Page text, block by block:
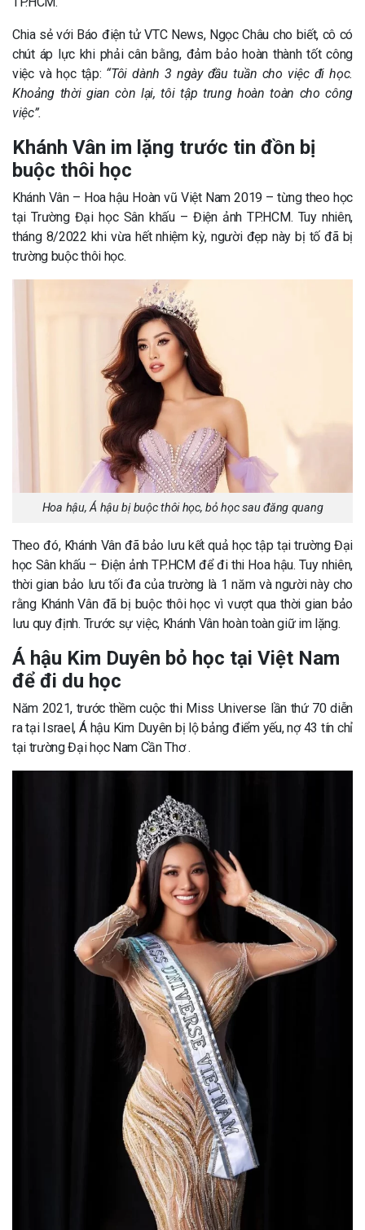
Chia sẻ với Báo điện tử VTC News, Ngọc Châu cho biết, cô có
chút áp lực khi phải cân bằng, đảm bảo hoàn thành tốt công
việc và học tập: “Tôi dành 3 ngày đầu tuần cho việc đi học.
Khoảng thời gian còn lại, tôi tập trung hoàn toàn cho công
việc”.
Khánh Vân im lặng trước tin đồn bị
buộc thôi học
Khánh Vân – Hoa hậu Hoàn vũ Việt Nam 2019 – từng theo học
tại Trường Đại học Sân khấu – Điện ảnh TP.HCM. Tuy nhiên,
tháng 8/2022 khi vừa hết nhiệm kỳ, người đẹp này bị tố đã bị
trường buộc thôi học.
Hoa hậu, Á hậu bị buộc thôi học, bỏ học sau đăng quang
Theo đó, Khánh Vân đã bảo lưu kết quả học tập tại trường Đại
học Sân khấu – Điện ảnh TP.HCM để đi thi Hoa hậu. Tuy nhiên,
thời gian bảo lưu tối đa của trường là 1 năm và người này cho
rằng Khánh Vân đã bị buộc thôi học vì vượt qua thời gian bảo
lưu quy định. Trước sự việc, Khánh Vân hoàn toàn giữ im lặng.
Á hậu Kim Duyên bỏ học tại Việt Nam
để đi du học
Năm 2021, trước thềm cuộc thi Miss Universe lần thứ 70 diễn
ra tại Israel, Á hậu Kim Duyên bị lộ bảng điểm yếu, nợ 43 tín chỉ
tại trường Đại học Nam Cần Thơ .